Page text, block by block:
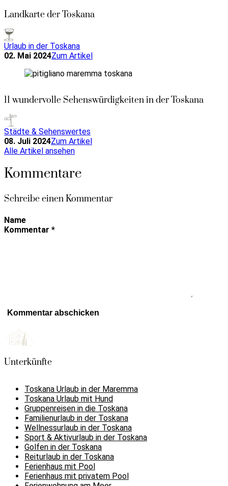
Landkarte der Toskana
Urlaub in der Toskana
02. Mai 2024Zum Artikel
11 wundervolle Sehenswürdigkeiten in der Toskana
Städte & Sehenswertes
08. Juli 2024Zum Artikel
Alle Artikel ansehen
Kommentare
Schreibe einen Kommentar
Name
Kommentar *
Unterkünfte
Toskana Urlaub in der Maremma
Toskana Urlaub mit Hund
Gruppenreisen in die Toskana
Familienurlaub in der Toskana
Wellnessurlaub in der Toskana
Sport & Aktivurlaub in der Toskana
Golfen in der Toskana
Reiturlaub in der Toskana
Ferienhaus mit Pool
Ferienhaus mit privatem Pool